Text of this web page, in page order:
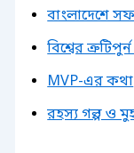
বাংলাদেশে
বিশ্বের
MVP-এর কথা
রহস্য গল্প ও